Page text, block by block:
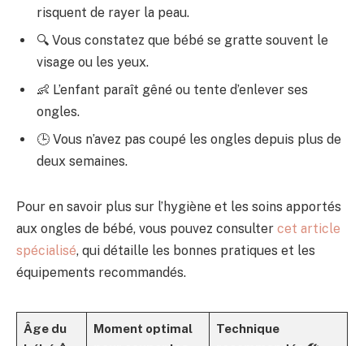
risquent de rayer la peau.
🔍 Vous constatez que bébé se gratte souvent le
visage ou les yeux.
👶 L’enfant paraît gêné ou tente d’enlever ses
ongles.
🕒 Vous n’avez pas coupé les ongles depuis plus de
deux semaines.
Pour en savoir plus sur l’hygiène et les soins apportés
aux ongles de bébé, vous pouvez consulter cet article
spécialisé, qui détaille les bonnes pratiques et les
équipements recommandés.
Âge du
Moment optimal
Technique